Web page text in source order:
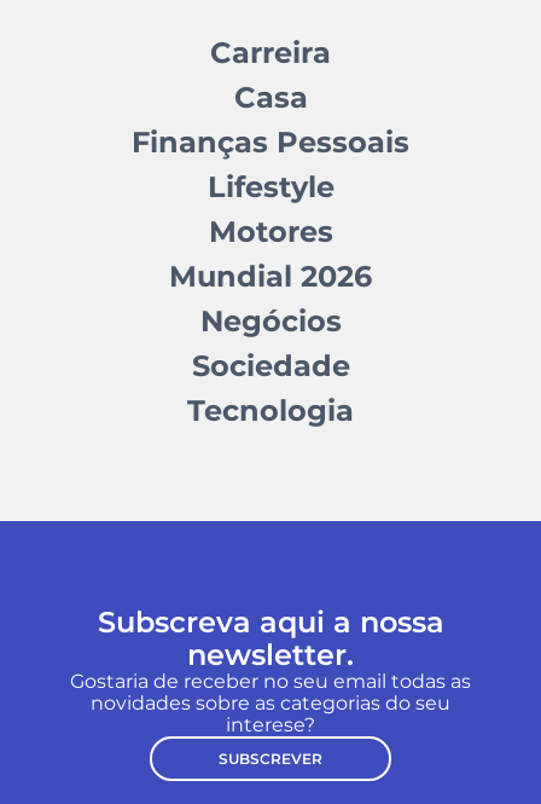
Carreira
Casa
Finanças Pessoais
Lifestyle
Motores
Mundial 2026
Negócios
Sociedade
Tecnologia
Subscreva aqui a nossa
newsletter.
Gostaria de receber no seu email todas as
novidades sobre as categorias do seu
interese?
SUBSCREVER